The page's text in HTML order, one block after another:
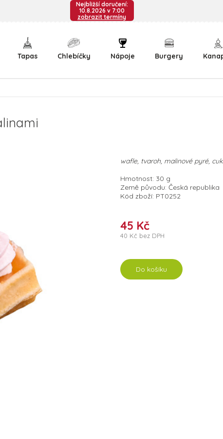
Nejbližší doručení:
10.8.2026 v 7:00
zobrazit termíny
Tapas Chlebíčky Nápoje Burgery
wafle, tvaroh, malinové pyré,
Hmotnost: 30 g
Země původu: Česká republika
Kód zboží: PT0252
45 Kč
40 Kč bez DPH
Do košíku